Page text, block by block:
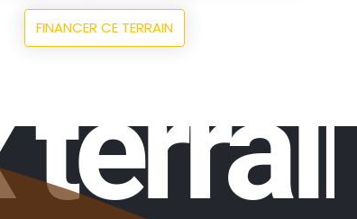
FINANCER CE TERRAIN